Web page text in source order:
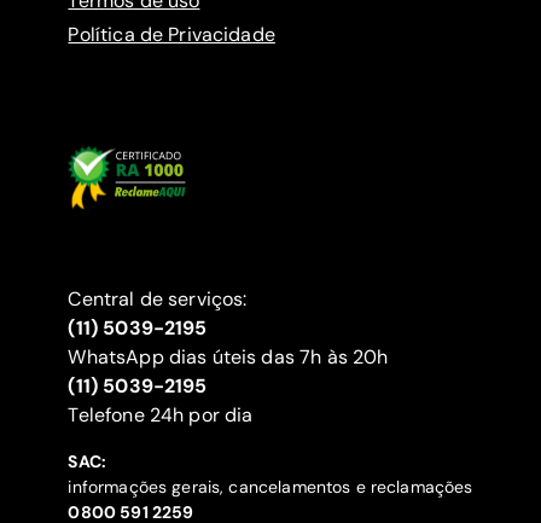
Política de Privacidade
Central de serviços:
(11) 5039-2195
WhatsApp dias úteis das 7h às 20h
(11) 5039-2195
‍Telefone 24h por dia
SAC:
informações gerais, cancelamentos e reclamações
‍0800 591 2259